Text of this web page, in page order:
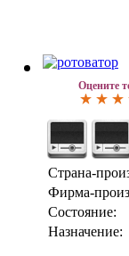
Оцените
Страна-
Фирма-
Состояние:
Назначение: